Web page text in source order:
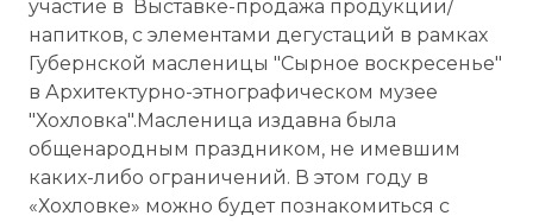
участие в Выставке-продажа продукции/
напитков, с элементами дегустаций в рамках
Губернской масленицы "Сырное воскресенье"
в Архитектурно-этнографическом музее
"Хохловка".Масленица издавна была
общенародным праздником, не имевшим
каких-либо ограничений. В этом году в
«Хохловке» можно будет познакомиться с